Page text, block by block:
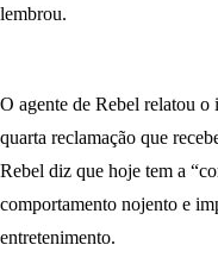
lembrou.
O agente de Rebel relatou
quarta reclamação que
Rebel diz que hoje tem a
comportamento nojento e
entretenimento.